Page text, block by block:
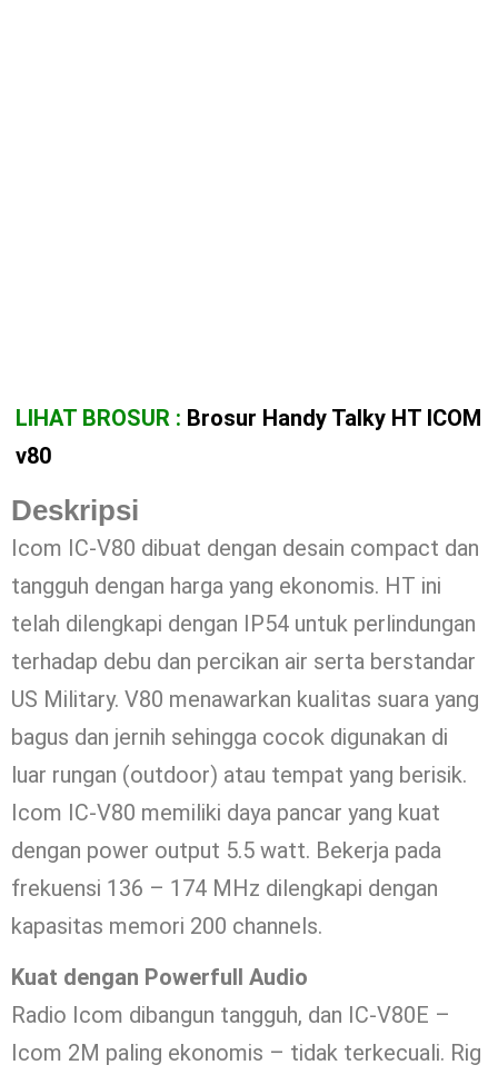
LIHAT BROSUR : Brosur Handy Talky HT ICOM
v80
Deskripsi
Icom IC-V80 dibuat dengan desain compact dan
tangguh dengan harga yang ekonomis. HT ini
telah dilengkapi dengan IP54 untuk perlindungan
terhadap debu dan percikan air serta berstandar
US Military. V80 menawarkan kualitas suara yang
bagus dan jernih sehingga cocok digunakan di
luar rungan (outdoor) atau tempat yang berisik.
Icom IC-V80 memiliki daya pancar yang kuat
dengan power output 5.5 watt. Bekerja pada
frekuensi 136 – 174 MHz dilengkapi dengan
kapasitas memori 200 channels.
Kuat dengan Powerfull Audio
Radio Icom dibangun tangguh, dan IC-V80E –
Icom 2M paling ekonomis – tidak terkecuali. Rig